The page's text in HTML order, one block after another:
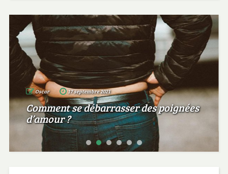
Oscar 17 septembre 2021
Comment se débarrasser des poignées
d’amour ?